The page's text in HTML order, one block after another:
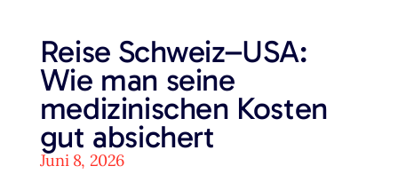
Reise Schweiz–USA:
Wie man seine
medizinischen Kosten
gut absichert
Juni 8, 2026